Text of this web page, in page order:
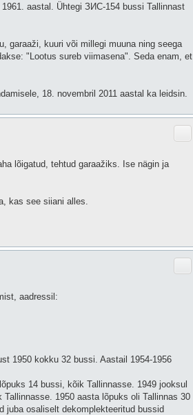
aastal. Ühtegi ЗИС-154 bussi Tallinnast
garaaži, kuuri või millegi muuna ning seega
"Lootus sureb viimasena". Seda enam, et
18. novembril 2011 aastal ka leidsin.
lõigatud, tehtud garaažiks. Ise nägin ja
kas see siiani alles.
aadressil:
1950 kokku 32 bussi. Aastail 1954-1956
14 bussi, kõik Tallinnasse. 1949 jooksul
1950 aasta lõpuks oli Tallinnas 30
juba osaliselt dekomplekteeritud bussid